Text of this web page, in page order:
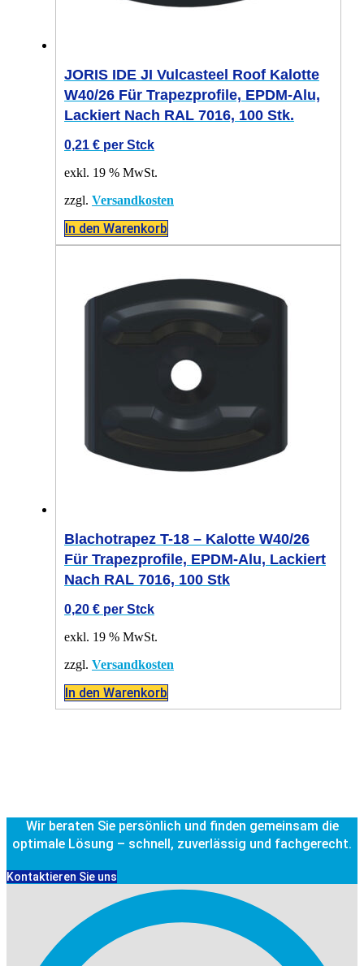
JORIS IDE JI Vulcasteel Roof Kalotte
W40/26 Für Trapezprofile, EPDM-Alu,
Lackiert Nach RAL 7016, 100 Stk.
0,21 € per Stck
exkl. 19 % MwSt.
zzgl. Versandkosten
In den Warenkorb
Blachotrapez T-18 – Kalotte W40/26
Für Trapezprofile, EPDM-Alu, Lackiert
Nach RAL 7016, 100 Stk
0,20 € per Stck
exkl. 19 % MwSt.
zzgl. Versandkosten
In den Warenkorb
Wir beraten Sie persönlich und finden gemeinsam die
optimale Lösung – schnell, zuverlässig und fachgerecht.
Kontaktieren Sie uns